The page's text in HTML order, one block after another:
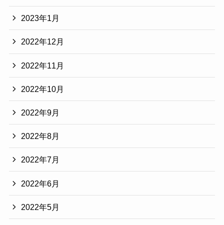
2023年1月
2022年12月
2022年11月
2022年10月
2022年9月
2022年8月
2022年7月
2022年6月
2022年5月